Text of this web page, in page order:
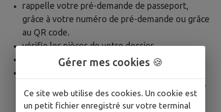
rappelle votre pré-demande de passeport,
grâce à votre numéro de pré-demande ou grâce
au QR code.
vérifie les pièces de votre dossier,
recueille vos empreintes,
numéro de
votre demande.
Gérer mes cookies 🍪
Ce site web utilise des cookies. Un cookie est
un petit fichier enregistré sur votre terminal